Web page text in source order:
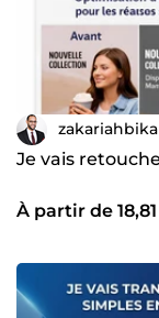
zakariahbika
Je vais
À partir de